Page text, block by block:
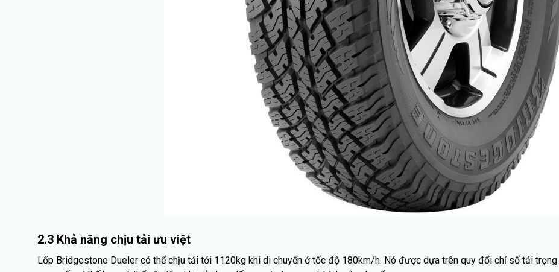
2.3 Khả năng chịu tải ưu việt
Lốp Bridgestone Dueler có thể chịu tải tới 1120kg khi di chuyển ở tốc độ 180km/h. Nó được dựa trên quy đổi chỉ số tải